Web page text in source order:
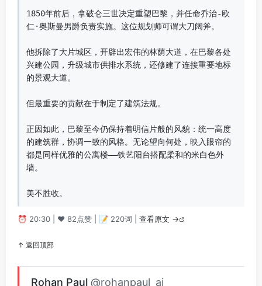
1850年前后，拿破仑三世决定重塑巴黎，并任命乔治-欧
仁·奥斯曼男爵负责实施。这位规划师可谓大刀阔斧。
他拆除了大片城区，开辟出宏伟的林荫大道，在巴黎各处
兴建公园，升级城市供排水系统，还修建了连接重要地标
的景观大道。
但最重要的贡献在于制定了建筑法规。
正因如此，巴黎至今仍保持着明信片般的风貌：统一高度
的建筑群，协调一致的风格。无论望向何处，映入眼帘的
都是同样优雅的公寓楼——铁艺阳台搭配柔和的米白色外
墙。
美不胜收。
⏰ 20:30 | ❤️ 82点赞 | 📝 220词 | 查看原文 →
↑ 返回顶部
Rohan Paul @rohanpaul_ai